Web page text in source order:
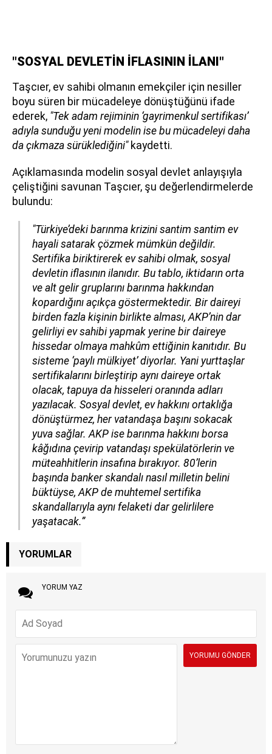
"SOSYAL DEVLETİN İFLASININ İLANI"
Taşcıer, ev sahibi olmanın emekçiler için nesiller
boyu süren bir mücadeleye dönüştüğünü ifade
ederek, "Tek adam rejiminin ‘gayrimenkul sertifikası’
adıyla sunduğu yeni modelin ise bu mücadeleyi daha
da çıkmaza sürüklediğini"kaydetti.
Açıklamasında modelin sosyal devlet anlayışıyla
çeliştiğini savunan Taşcıer, şu değerlendirmelerde
bulundu:
"Türkiye’deki barınma krizini santim santim ev
hayali satarak çözmek mümkün değildir.
Sertifika biriktirerek ev sahibi olmak, sosyal
devletin iflasının ilanıdır. Bu tablo, iktidarın orta
ve alt gelir gruplarını barınma hakkından
kopardığını açıkça göstermektedir. Bir daireyi
birden fazla kişinin birlikte alması, AKP’nin dar
gelirliyi ev sahibi yapmak yerine bir daireye
hissedar olmaya mahkûm ettiğinin kanıtıdır. Bu
sisteme ‘paylı mülkiyet’ diyorlar. Yani yurttaşlar
sertifikalarını birleştirip aynı daireye ortak
olacak, tapuya da hisseleri oranında adları
yazılacak. Sosyal devlet, ev hakkını ortaklığa
dönüştürmez, her vatandaşa başını sokacak
yuva sağlar. AKP ise barınma hakkını borsa
kâğıdına çevirip vatandaşı spekülatörlerin ve
müteahhitlerin insafına bırakıyor. 80’lerin
başında banker skandalı nasıl milletin belini
büktüyse, AKP de muhtemel sertifika
skandallarıyla aynı felaketi dar gelirlilere
yaşatacak.”
YORUMLAR
YORUM YAZ